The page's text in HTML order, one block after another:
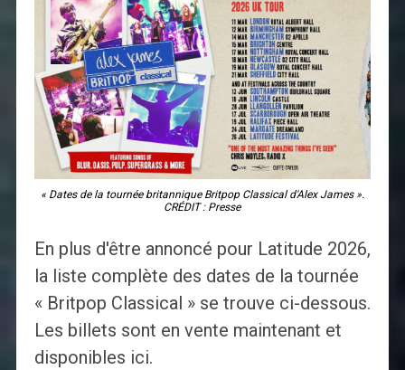
« Dates de la tournée britannique Britpop Classical d'Alex James ».
CRÉDIT : Presse
En plus d'être annoncé pour Latitude 2026,
la liste complète des dates de la tournée
« Britpop Classical » se trouve ci-dessous.
Les billets sont en vente maintenant et
disponibles ici.